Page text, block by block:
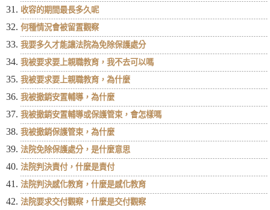
收容的期間最長多久呢
何種情況會被留置觀察
我要多久才能讓法院為免除保護處分
我被要求要上親職教育，我不去可以嗎
我被要求要上親職教育，為什麼
我被撤銷安置輔導，為什麼
我被撤銷安置輔導或保護管束，會怎樣嗎
我被撤銷保護管束，為什麼
法院免除保護處分，是什麼意思
法院判決責付，什麼是責付
法院判決感化教育，什麼是感化教育
法院要求交付觀察，什麼是交付觀察